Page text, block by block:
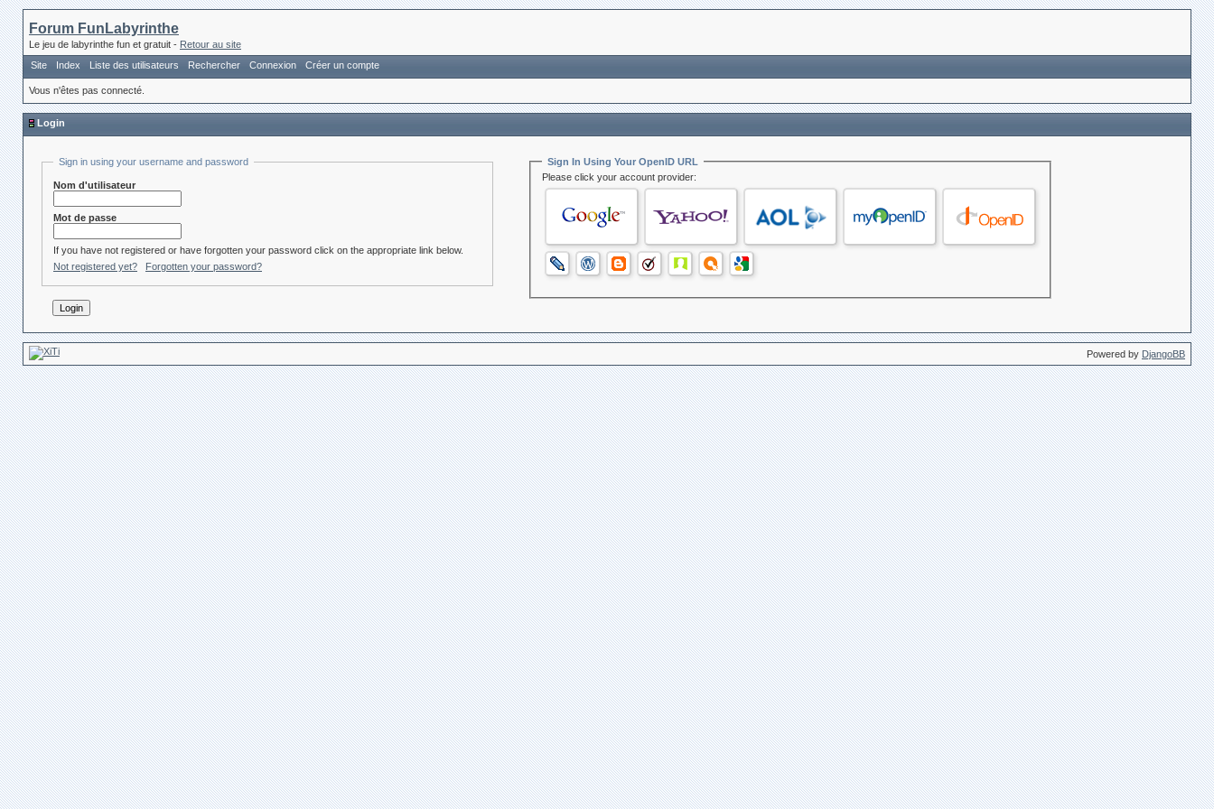
Forum FunLabyrinthe
Le jeu de labyrinthe fun et gratuit - Retour au site
Site
Index Liste des utilisateurs Rechercher Connexion Créer un compte
Vous n'êtes pas connecté.
Login
Sign in using your username and password
Nom d'utilisateur
Mot de passe
If you have not registered or have forgotten your password click on the appropriate link below.
Not registered yet?
Forgotten your password?
Sign In Using Your OpenID URL
Please click your account provider:
Powered by DjangoBB